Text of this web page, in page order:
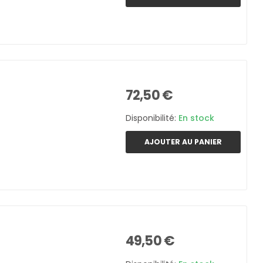
72,50 €
Disponibilité: En stock
AJOUTER AU PANIER
49,50 €